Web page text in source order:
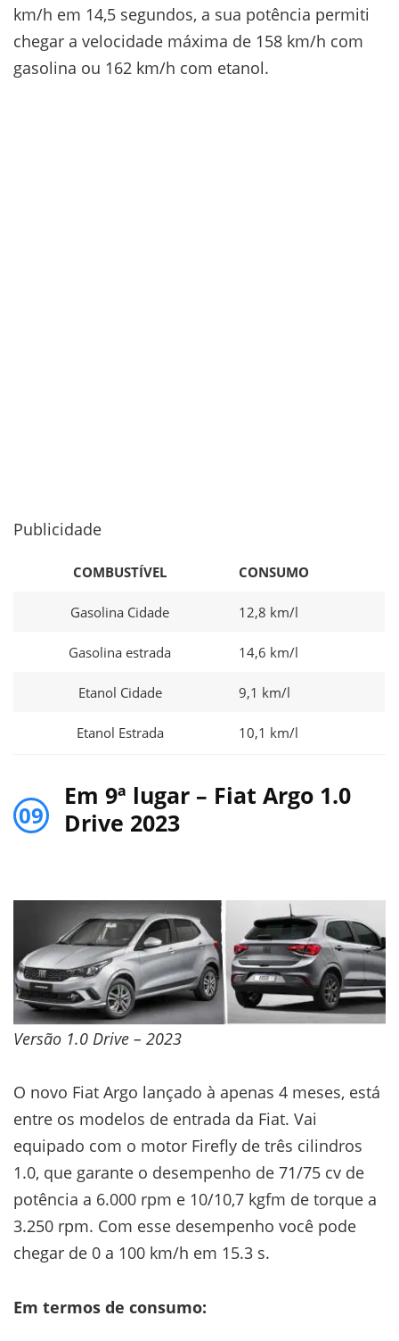
km/h em 14,5 segundos, a sua potência permiti
chegar a velocidade máxima de 158 km/h com
gasolina ou 162 km/h com etanol.
Publicidade
COMBUSTÍVEL CONSUMO
Gasolina Cidade 12,8 km/l
Gasolina estrada 14,6 km/l
Etanol Cidade 9,1 km/l
Etanol Estrada 10,1 km/l
09
Em 9ª lugar – Fiat Argo 1.0
Drive 2023
Versão 1.0 Drive – 2023
O novo Fiat Argo lançado à apenas 4 meses, está
entre os modelos de entrada da Fiat. Vai
equipado com o motor Firefly de três cilindros
1.0, que garante o desempenho de 71/75 cv de
potência a 6.000 rpm e 10/10,7 kgfm de torque a
3.250 rpm. Com esse desempenho você pode
chegar de 0 a 100 km/h em 15.3 s.
Em termos de consumo: